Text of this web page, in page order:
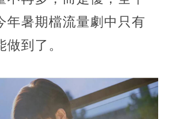
年暑期檔流量劇中只有
到了。